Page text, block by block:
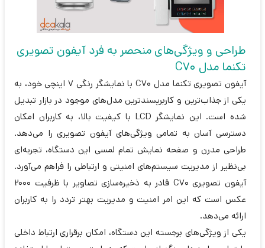
طراحی و ویژگی‌های منحصر به فرد آیفون تصویری
تکنما مدل C70
آیفون تصویری تکنما مدل C70 با نمایشگر رنگی 7 اینچی خود، به
یکی از جذاب‌ترین و کاربرپسندترین مدل‌های موجود در بازار تبدیل
شده است. این نمایشگر LCD با کیفیت بالا، به کاربران امکان
دسترسی آسان به تمامی ویژگی‌های آیفون تصویری را می‌دهد.
طراحی مدرن و صفحه نمایش تمام لمسی این دستگاه، تجربه‌ای
بی‌نظیر از مدیریت سیستم‌های امنیتی و ارتباطی را فراهم می‌آورد.
آیفون تصویری C70 قادر به ذخیره‌سازی تصاویر با ظرفیت 2000
عکس است که این امر امنیت و مدیریت بهتر تردد را به کاربران
ارائه می‌دهد.
یکی از ویژگی‌های برجسته این دستگاه، امکان برقراری ارتباط داخلی